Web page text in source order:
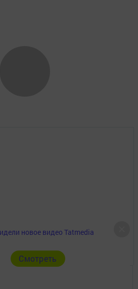
новое видео Tatmedia
Cмотреть